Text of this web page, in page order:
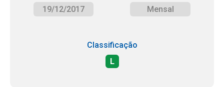
19/12/2017
Mensal
Classificação
L